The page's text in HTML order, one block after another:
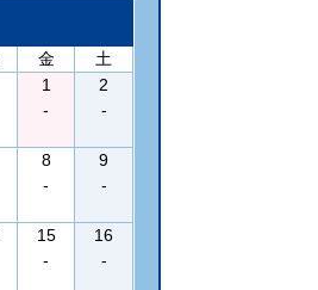
金
土
1
-
2
-
8
-
9
-
15
-
16
-